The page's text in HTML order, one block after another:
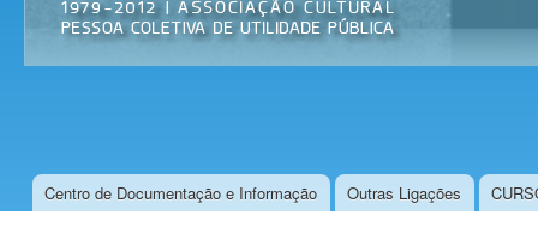
Menu principal
Centro de Documentação e Informação Outras Ligações